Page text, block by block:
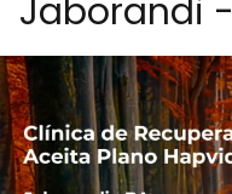
Jaborandi